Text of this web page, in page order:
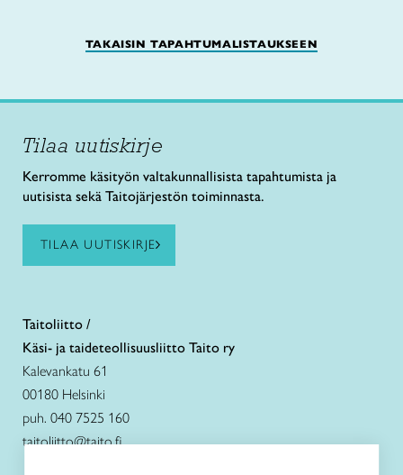
TAKAISIN TAPAHTUMALISTAUKSEEN
Tilaa uutiskirje
Kerromme käsityön valtakunnallisista tapahtumista ja
uutisista sekä Taitojärjestön toiminnasta.
TILAA UUTISKIRJE
Taitoliitto /
Käsi- ja taideteollisuusliitto Taito ry
Kalevankatu 61
00180 Helsinki
puh. 040 7525 160
taitoliitto@taito.fi